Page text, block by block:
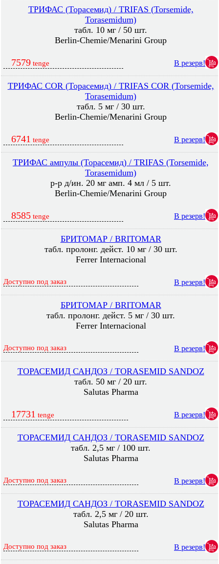
ТРИФАС (Торасемид) / TRIFAS (Torsemide,
Torasemidum)
табл. 10 мг / 50 шт.
Berlin-Chemie/Menarini Group
7579 tenge В резерв!
ТРИФАС COR (Торасемид) / TRIFAS COR (Torsemide,
Torasemidum)
табл. 5 мг / 30 шт.
Berlin-Chemie/Menarini Group
6741 tenge В резерв!
ТРИФАС ампулы (Торасемид) / TRIFAS (Torsemide,
Torasemidum)
р-р д/ин. 20 мг амп. 4 мл / 5 шт.
Berlin-Chemie/Menarini Group
8585 tenge В резерв!
БРИТОМАР / BRITOMAR
табл. пролонг. дейст. 10 мг / 30 шт.
Ferrer Internacional
Доступно под заказ В резерв!
БРИТОМАР / BRITOMAR
табл. пролонг. дейст. 5 мг / 30 шт.
Ferrer Internacional
Доступно под заказ В резерв!
ТОРАСЕМИД САНДОЗ / TORASEMID SANDOZ
табл. 50 мг / 20 шт.
Salutas Pharma
17731 tenge В резерв!
ТОРАСЕМИД САНДОЗ / TORASEMID SANDOZ
табл. 2,5 мг / 100 шт.
Salutas Pharma
Доступно под заказ В резерв!
ТОРАСЕМИД САНДОЗ / TORASEMID SANDOZ
табл. 2,5 мг / 20 шт.
Salutas Pharma
Доступно под заказ В резерв!